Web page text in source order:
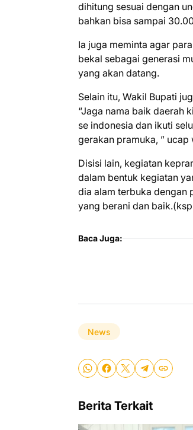
dihitung sesuai dengan
bahkan bisa sampai
Ia juga meminta agar
bekal sebagai generasi
yang akan datang.
Selain itu, Wakil Bupati
“Jaga nama baik daerah
se indonesia dan ikuti
gerakan pramuka, ”
Disisi lain, kegiatan
dalam bentuk kegiatan
dia alam terbuka dengan
yang berani dan
Baca Juga:
News
Berita Terkait